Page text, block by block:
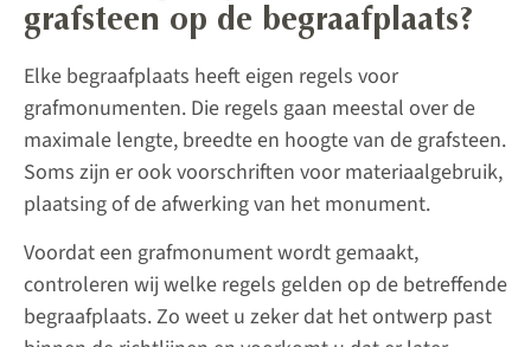
grafsteen op de begraafplaats?
Elke begraafplaats heeft eigen regels voor
grafmonumenten. Die regels gaan meestal over de
maximale lengte, breedte en hoogte van de grafsteen.
Soms zijn er ook voorschriften voor materiaalgebruik,
plaatsing of de afwerking van het monument.
Voordat een grafmonument wordt gemaakt,
controleren wij welke regels gelden op de betreffende
begraafplaats. Zo weet u zeker dat het ontwerp past